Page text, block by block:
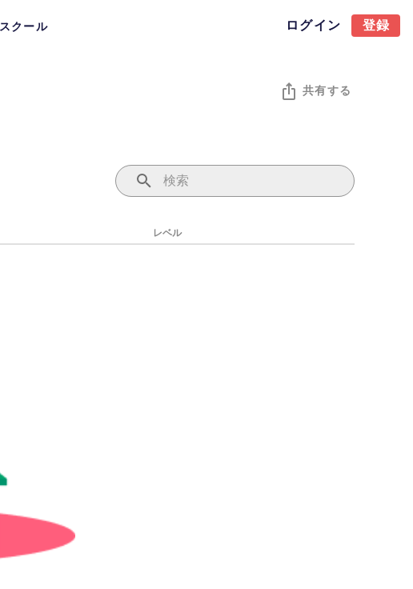
スクール ログイン 登録
共有する
レベル